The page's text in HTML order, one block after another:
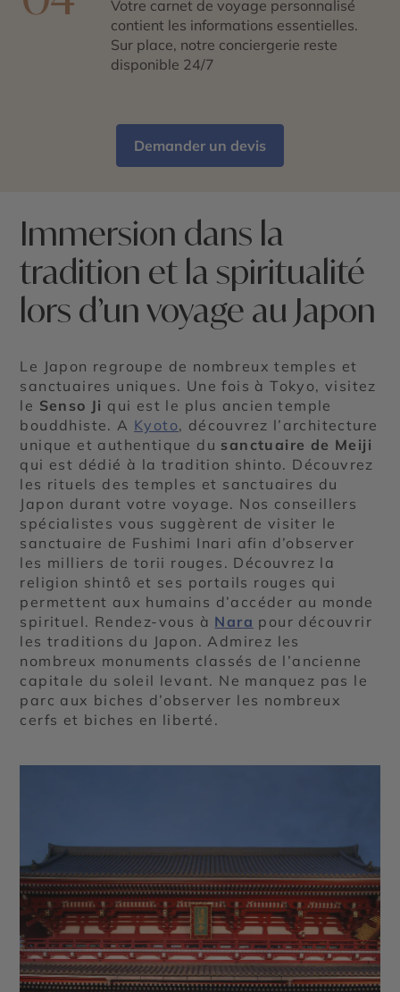
Votre carnet de voyage personnalisé
contient les informations essentielles.
Sur place, notre conciergerie reste
disponible 24/7
Demander un devis
Immersion dans la
tradition et la spiritualité
lors d’un voyage au Japon
Le Japon regroupe de nombreux temples et
sanctuaires uniques. Une fois à Tokyo, visitez
le Senso Ji qui est le plus ancien temple
bouddhiste. A Kyoto, découvrez l’architecture
unique et authentique du sanctuaire de Meiji
qui est dédié à la tradition shinto. Découvrez
les rituels des temples et sanctuaires du
Japon durant votre voyage. Nos conseillers
spécialistes vous suggèrent de visiter le
sanctuaire de Fushimi Inari afin d’observer
les milliers de torii rouges. Découvrez la
religion shintô et ses portails rouges qui
permettent aux humains d’accéder au monde
spirituel. Rendez-vous à Nara pour découvrir
les traditions du Japon. Admirez les
nombreux monuments classés de l’ancienne
capitale du soleil levant. Ne manquez pas le
parc aux biches d’observer les nombreux
cerfs et biches en liberté.